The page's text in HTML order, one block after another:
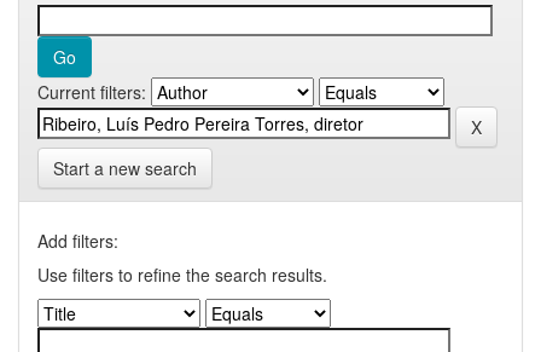
Current filters:
Start a new search
Add filters:
Use filters to refine the search results.